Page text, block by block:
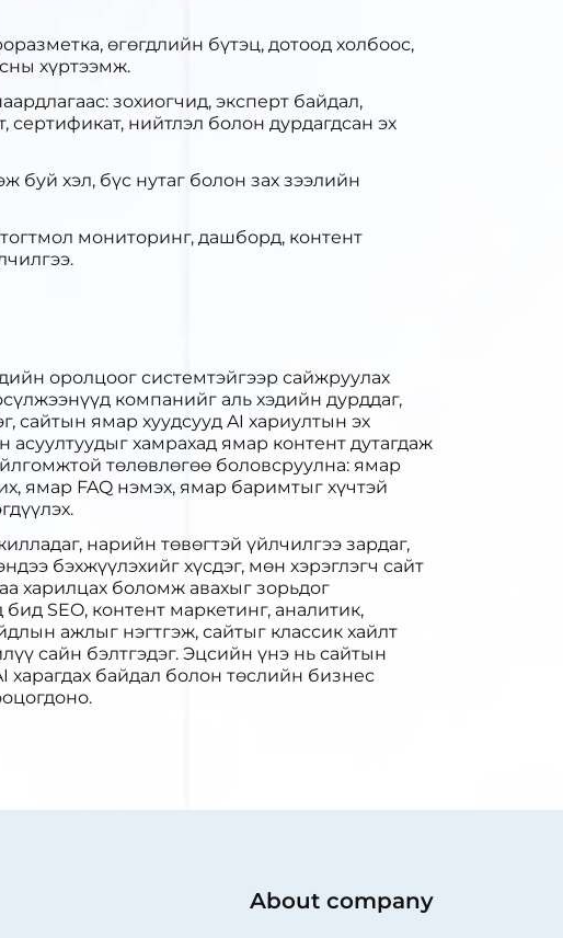
өгөгдлийн бүтэц, дотоод холбоос,
хүртээмж.
зохиогчид, эксперт байдал,
сертификат, нийтлэл болон дурдагдсан эх
буй хэл, бүс нутаг болон зах зээлийн
мониторинг, дашборд, контент
оролцоог системтэйгээр сайжруулах
компанийг аль хэдийн дурддаг,
сайтын ямар хуудсууд AI хариултын эх
асуултуудыг хамрахад ямар контент дутагдаж
төлөвлөгөө боловсруулна: ямар
ямар FAQ нэмэх, ямар баримтыг хүчтэй
нарийн төвөгтэй үйлчилгээ зардаг,
бэхжүүлэхийг хүсдэг, мөн хэрэглэгч сайт
харилцах боломж авахыг зорьдог
SEO, контент маркетинг, аналитик,
ажлыг нэгтгэж, сайтыг классик хайлт
сайн бэлтгэдэг. Эцсийн үнэ нь сайтын
харагдах байдал болон төслийн бизнес
About company